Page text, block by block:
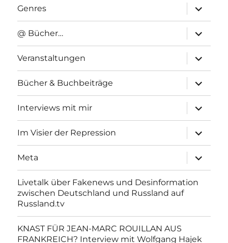
Genres
anzeigen
@ Bücher…
anzeigen
Veranstaltungen
anzeigen
Bücher & Buchbeiträge
anzeigen
Interviews mit mir
anzeigen
Im Visier der Repression
anzeigen
Meta
anzeigen
Livetalk über Fakenews und Desinformation
zwischen Deutschland und Russland auf
Russland.tv
KNAST FÜR JEAN-MARC ROUILLAN AUS
FRANKREICH? Interview mit Wolfgang Hajek